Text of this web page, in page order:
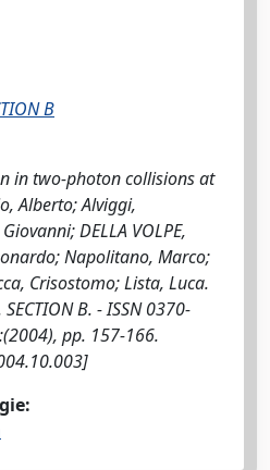
B
in two-photon collisions at
Alberto; Alviggi,
DELLA VOLPE,
Napolitano, Marco;
Crisostomo; Lista, Luca.
SECTION B. - ISSN 0370-
pp. 157-166.